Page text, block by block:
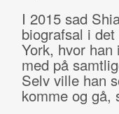
I 2015 sad
biografsal i
York, hvor
med på
Selv ville han
komme og gå,